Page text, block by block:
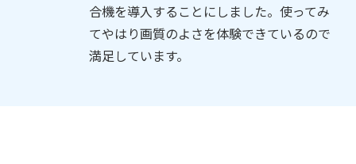
合機を導入することにしました。使ってみ
てやはり画質のよさを体験できているので
満足しています。